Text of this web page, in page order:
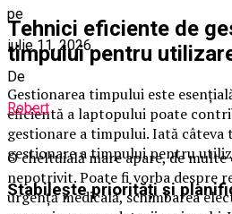
Tehnici eficiente de
timpului pentru
Gestionarea timpului este
eficientă a laptopului poate
gestionare a timpului. Iată câteva
gestionare a timpului pentru
Stabilește priorități și
pe
iulie 11, 2026
De
Robert
O cheltuială mare apare, de
nepotrivit. Poate fi vorba despre
urgență medicală, schimbarea